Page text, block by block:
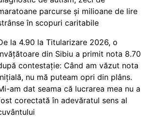
parcurse și milioane de lire
în scopuri caritabile
la 4.90 la Titularizare 2026, o
din Sibiu a primit nota 8.70
contestație: Când am văzut nota
nu mă puteam opri din plâns.
am dat seama că lucrarea mea nu a
corectată în adevăratul sens al